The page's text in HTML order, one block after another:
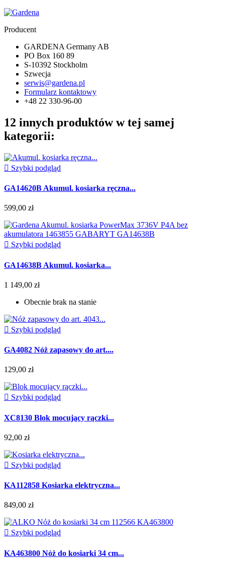
Producent
GARDENA Germany AB
PO Box 160 89
S-10392 Stockholm
Szwecja
serwis@gardena.pl
Formularz kontaktowy
+48 22 330-96-00
12 innych produktów w tej samej
kategorii:
 Szybki podgląd
GA14620B Akumul. kosiarka ręczna...
599,00 zł
 Szybki podgląd
GA14638B Akumul. kosiarka...
1 149,00 zł
Obecnie brak na stanie
 Szybki podgląd
GA4082 Nóż zapasowy do art....
129,00 zł
 Szybki podgląd
XC8130 Blok mocujący rączki...
92,00 zł
 Szybki podgląd
KA112858 Kosiarka elektryczna...
849,00 zł
 Szybki podgląd
KA463800 Nóż do kosiarki 34 cm...